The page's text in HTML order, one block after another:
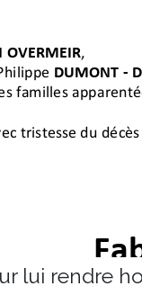
lui rendre